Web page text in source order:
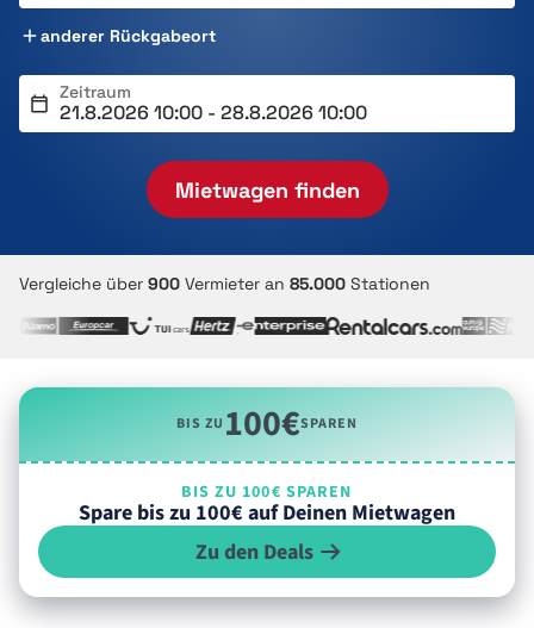
anderer Rückgabeort
Zeitraum
Mietwagen finden
Vergleiche über 900 Vermieter an 85.000 Stationen
BIS ZU100€SPAREN
BIS ZU 100€ SPAREN
Spare bis zu 100€ auf Deinen Mietwagen
Zu den Deals